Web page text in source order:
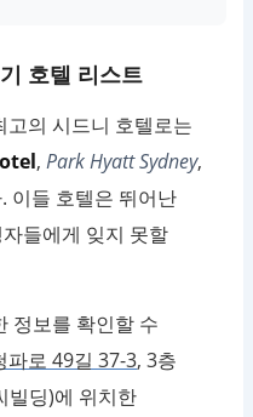
호텔 리스트
의 시드니 호텔로는
,Park Hyatt Sydney,
이들 호텔은 뛰어난
들에게 잊지 못할
정보를 확인할 수
파로 49길 37-3, 3층
빌딩)에 위치한